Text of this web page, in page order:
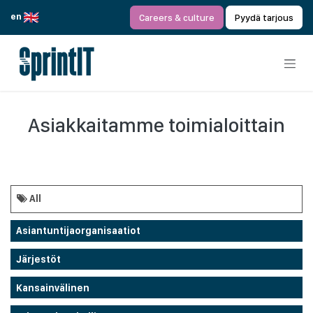
en
Careers & culture Pyydä tarjous
Asiakkaitamme toimialoittain
All
Asiantuntijaorganisaatiot
Järjestöt
Kansainvälinen